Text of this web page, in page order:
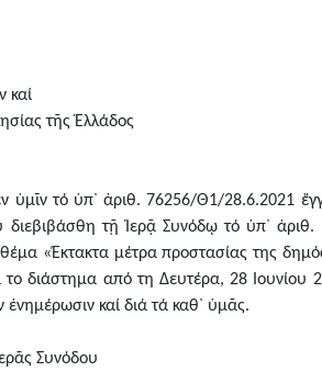
καί
τῆς Ἑλλάδος
ὑμῖν τό ὑπ᾿ ἀριθ. 76256/Θ1/28.6.2021
τῇ Ἱερᾷ Συνόδῳ τό ὑπ᾿
«Έκτακτα μέτρα προστασίας της
το διάστημα από τη Δευτέρα, 28
καί διά τά καθ᾿ ὑμᾶς.
Συνόδου